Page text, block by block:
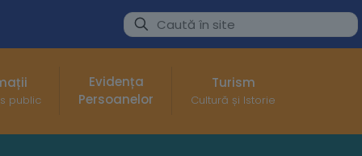
public
Evidența
Persoanelor
Turism
Cultură și Istorie